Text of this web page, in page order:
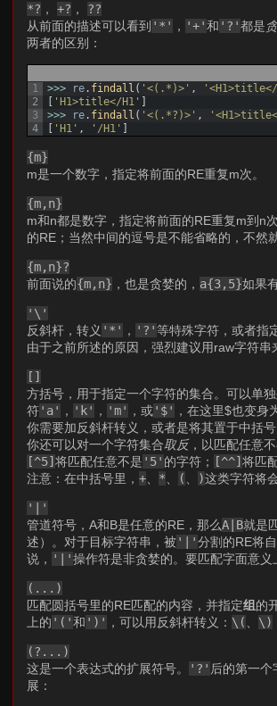
*? ，+? ， ??
从前面的描述可以看到 '*' ， '+'和 '?'都是
两者的区别：
1
2
3
4
>>> re. findall ( '<(.*)>' , '<H1>title</
[ 'H1>title</H1' ]
>>>
re. findall ( '<(.*?)>' ,
[ 'H1' , '/H1' ]
{m}
m是一个数字，指定将前面的RE重复m次。
{m,n}
m和n都是数字，指定将前面的RE重复m到n
的RE；当然中间的逗号是不能省略的，不然
{m,n}?
前面说的{m,n} ，也是贪婪的， a{3,5}如果
'\'
反斜杆，转义 '*' ， '?'等特殊字符，或者指
由于之前所述的原因，强烈建议用raw字符串
[]
方括号，用于指定一个字符的集合。可以单
符'a' ， 'k' ， 'm' ，或'$' ，在这里$也变身
你需要加反斜杆转义，或者是将其置于中括
你还可以对一个字符集合取反，以匹配任意
[^5]将匹配任意不是 '5' 的字符； [^^]将匹
注意：在中括号里，+ * ( )这类字符将
'|'
管道符号，A和B是任意的RE，那么A|B就是
述）。对于目标字符串，被 '|'分割的RE将
说， '|'操作符是非贪婪的。要匹配字面意义
(...)
匹配圆括号里的RE匹配的内容，并指定组 的
上的 '('和 ')' ，可以用反斜杆转义： \( \)
(?...)
这是一个表达式的扩展符号。
'?' 后的第一
展：